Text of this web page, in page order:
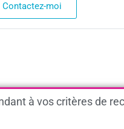
Contactez-moi
à vos critères de